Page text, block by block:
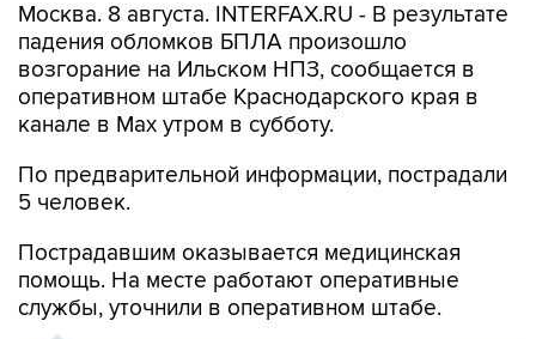
Москва. 8 августа. INTERFAX.RU - В результате
падения обломков БПЛА произошло
возгорание на Ильском НПЗ, сообщается в
оперативном штабе Краснодарского края в
канале в Max утром в субботу.
По предварительной информации, пострадали
5 человек.
Пострадавшим оказывается медицинская
помощь. На месте работают оперативные
службы, уточнили в оперативном штабе.